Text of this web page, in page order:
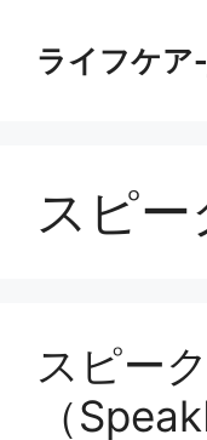
ライフケ
スピ
スピー
（